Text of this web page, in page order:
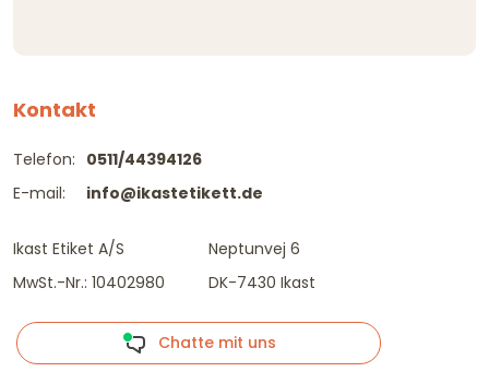
Kontakt
Telefon:
E-mail:
0511/44394126
info@ikastetikett.de
Ikast Etiket A/S
MwSt.-Nr.: 10402980
Neptunvej 6
DK-7430 Ikast
Chatte mit uns